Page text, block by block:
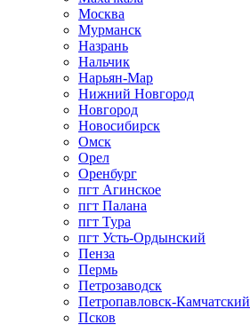
Москва
Мурманск
Назрань
Нальчик
Нарьян-Мар
Нижний Новгород
Новгород
Новосибирск
Омск
Орел
Оренбург
пгт Агинское
пгт Палана
пгт Тура
пгт Усть-Ордынский
Пенза
Пермь
Петрозаводск
Петропавловск-Камчатский
Псков